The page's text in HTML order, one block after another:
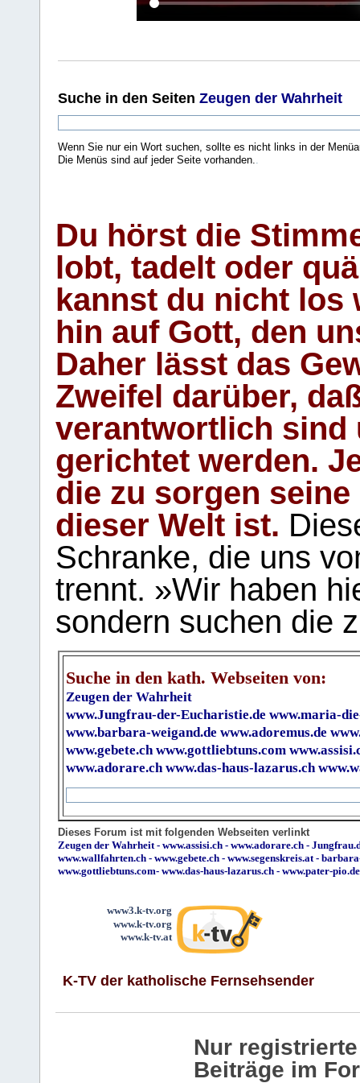
Suche in den Seiten Zeugen der Wahrheit
Wenn Sie nur ein Wort suchen, sollte es nicht links in der
Die Menüs sind auf jeder Seite vorhanden.
Du hörst die
lobt, tadelt oder
kannst du nicht los
hin auf Gott, den
Daher lässt das
Zweifel darüber,
verantwortlich sind
gerichtet werden.
die zu sorgen
dieser Welt ist.
Schranke, die uns
trennt. »Wir haben
sondern suchen die
Suche in den kath. Webseiten von:
Zeugen der Wahrheit
www.Jungfrau-der-Eucharistie.de www.maria-
www.barbara-weigand.de www.adoremus.de
www.gebete.ch www.gottliebtuns.com
www.adorare.ch www.das-haus-lazarus.ch
Dieses Forum ist mit folgenden Webseiten verlinkt
Zeugen der Wahrheit - www.assisi.ch - www.adorare.ch -
www.wallfahrten.ch - www.gebete.ch - www.segenskreis.at -
www.gottliebtuns.com- www.das-haus-lazarus.ch - www.pater-pio.de
www3.k-tv.org
www.k-tv.org
www.k-tv.at
K-TV der katholische Fernsehsender
Nur
Beiträge im